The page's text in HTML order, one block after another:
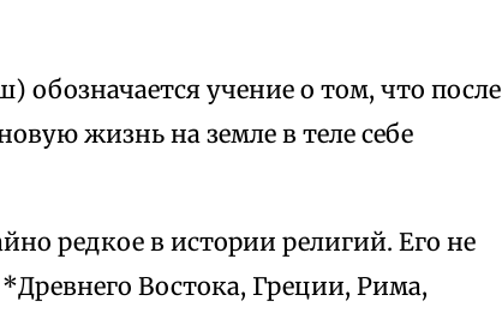
обозначается учение о том, что после
жизнь на земле в теле себе
редкое в истории религий. Его не
Востока, Греции, Рима,